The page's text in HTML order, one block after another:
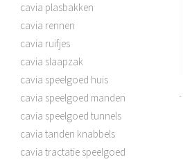
cavia plasbakken
cavia rennen
cavia ruifjes
cavia slaapzak
cavia speelgoed huis
cavia speelgoed manden
cavia speelgoed tunnels
cavia tanden knabbels
cavia tractatie speelgoed